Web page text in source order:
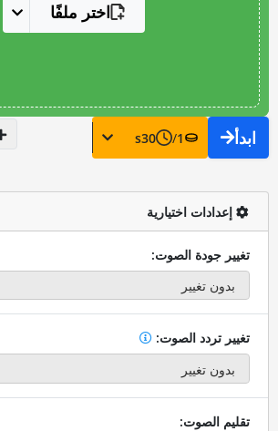
اختر ملفًا
ابدأ 1
/
30
s
إعدادات اختيارية
تغيير جودة الصوت:
تغيير تردد الصوت:
تقليم الصوت: